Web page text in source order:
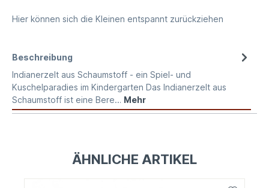
Hier können sich die Kleinen entspannt zurückziehen
Beschreibung
Indianerzelt aus Schaumstoff - ein Spiel- und
Kuschelparadies im Kindergarten Das Indianerzelt aus
Schaumstoff ist eine Bere… Mehr
ÄHNLICHE ARTIKEL